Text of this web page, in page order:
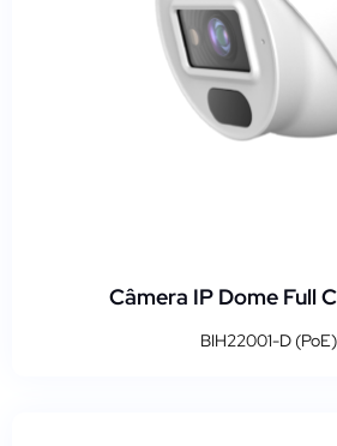
Câmera IP Dome Full
BIH22001-D (PoE)